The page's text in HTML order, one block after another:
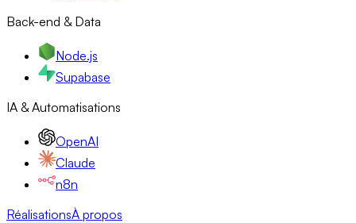
Back-end & Data
Node.js
Supabase
IA & Automatisations
OpenAI
Claude
n8n
RéalisationsÀ propos